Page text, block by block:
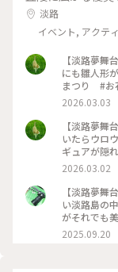
淡路
イベント, アクテ
【淡路夢舞台 グリーン
にも雛人形が展示さ
まつり #
2026.03.03
【淡路夢舞台 グリーン
いたらウロウロ
ギュアが隠
せるマークがあったり 順路の案内
いと迷子になりそうでした
島 #お花
2026.03.02
【淡路夢舞台】 自然豊かでフォトジェニックなスポ
い淡路島の
がそれでも
た🌼 地下駐
った先にあ
2025.09.20